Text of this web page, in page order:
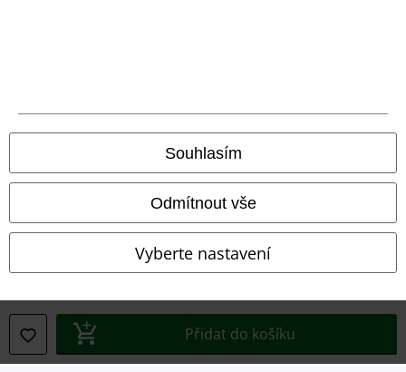
Souhlasím
Odmítnout vše
Vyberte nastavení
Přidat do košíku
Odstoupení od smlouvy
Všechny ceny jsou včetně DPH, bezpoštovného a balného
© 1986-2026 EMP Merchandising
Naše online obchody